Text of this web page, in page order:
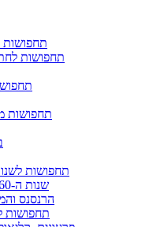
תחפושות
תחפושות
תחפושות
תחפושות לשנות ה-20 וה-
שנות ה-60 וה-70 (היפים ודיסקו)
הרנסנס והמאה ה-19
תחפושות